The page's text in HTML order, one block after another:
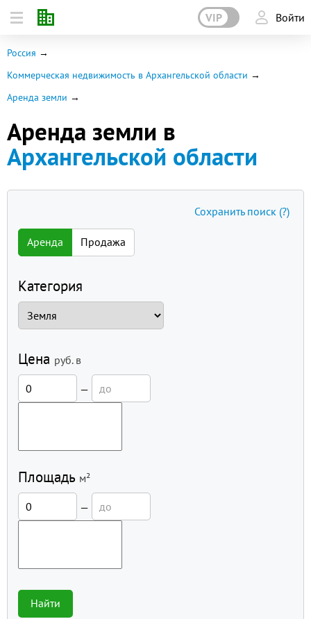
VIP Войти
Россия
Коммерческая недвижимость в Архангельской области
Аренда земли
Аренда земли в
Архангельской области
Аренда Продажа
Категория
Цена руб. в
—
Площадь м²
—
Найти
Сохранить поиск (?)